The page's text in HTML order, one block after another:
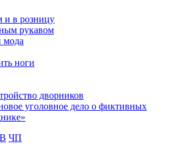
и в розницу
рукавом
мода
ноги
уголовное дело о фиктивных
ЧП